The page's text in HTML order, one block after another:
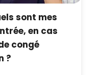
sont mes
en cas
congé
?